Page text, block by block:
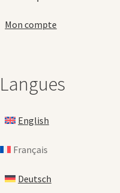
Mon compte
Langues
English
Français
Deutsch